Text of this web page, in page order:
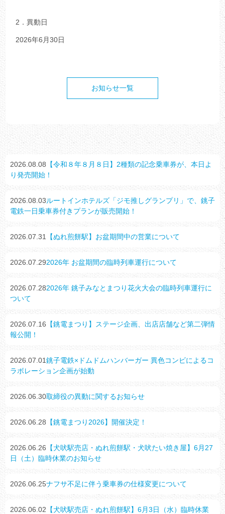
2．異動日
2026年6月30日
お知らせ一覧
2026.08.08 【令和８年８月８日】2種類の記念乗車券が、本日よ
り発売開始！
2026.08.03ルートインホテルズ「ジモ推しグランプリ」で、銚子
電鉄一日乗車券付きプランが販売開始！
2026.07.31 【ぬれ煎餅駅】お盆期間中の営業について
2026.07.292026年 お盆期間の臨時列車運行について
2026.07.282026年 銚子みなとまつり花火大会の臨時列車運行に
ついて
2026.07.16 【銚電まつり】ステージ企画、出店店舗など第二弾情
報公開！
2026.07.01銚子電鉄×ドムドムハンバーガー 異色コンビによるコ
ラボレーション企画が始動
2026.06.30取締役の異動に関するお知らせ
2026.06.28 【銚電まつり2026】開催決定！
2026.06.26 【犬吠駅売店・ぬれ煎餅駅・犬吠たい焼き屋】6月27
日（土）臨時休業のお知らせ
2026.06.25ナフサ不足に伴う乗車券の仕様変更について
2026.06.02 【犬吠駅売店・ぬれ煎餅駅】6月3日（水）臨時休業